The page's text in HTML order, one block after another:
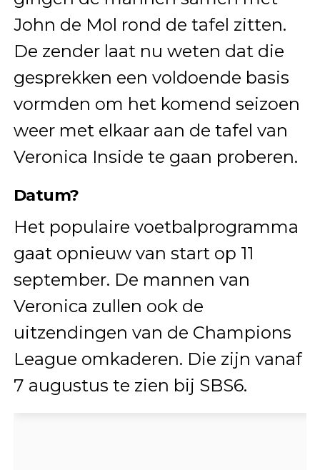
John de Mol rond de tafel zitten.
De zender laat nu weten dat die
gesprekken een voldoende basis
vormden om het komend seizoen
weer met elkaar aan de tafel van
Veronica Inside te gaan proberen.
Datum?
Het populaire voetbalprogramma
gaat opnieuw van start op 11
september. De mannen van
Veronica zullen ook de
uitzendingen van de Champions
League omkaderen. Die zijn vanaf
7 augustus te zien bij SBS6.